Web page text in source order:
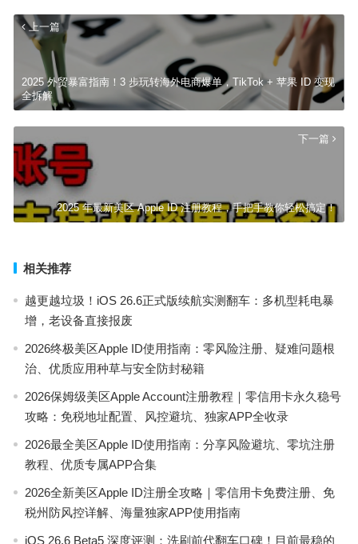
上一篇
2025 外贸暴富指南！3 步玩转海外电商爆单，TikTok + 苹果 ID 变现
全拆解
下一篇
2025 年最新美区 Apple ID 注册教程，手把手教你轻松搞定！
相关推荐
越更越垃圾！iOS 26.6正式版续航实测翻车：多机型耗电暴
增，老设备直接报废
2026终极美区Apple ID使用指南：零风险注册、疑难问题根
治、优质应用种草与安全防封秘籍
2026保姆级美区Apple Account注册教程｜零信用卡永久稳号
攻略：免税地址配置、风控避坑、独家APP全收录
2026最全美区Apple ID使用指南：分享风险避坑、零坑注册
教程、优质专属APP合集
2026全新美区Apple ID注册全攻略｜零信用卡免费注册、免
税州防风控详解、海量独家APP使用指南
iOS 26.6 Beta5 深度评测：洗刷前代翻车口碑！目前最稳的